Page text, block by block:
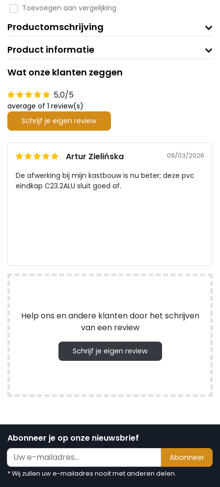
Toevoegen aan vergelijking
Productomschrijving
Product informatie
Wat onze klanten zeggen
5,0/5
average of 1 review(s)
Schrijf je eigen review
Artur Zielińska 09/03/2026
De afwerking bij mijn kastbouw is nu beter; deze pvc
eindkap C23.2ALU sluit goed af.
Help ons en andere klanten door het schrijven
van een review
Schrijf je eigen review
Abonneer je op onze nieuwsbrief
Abonneer
* Wij zullen uw e-mailadres nooit met anderen delen.